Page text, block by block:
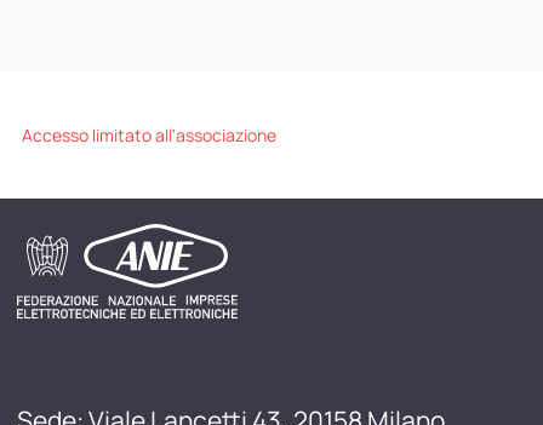
Accesso limitato all'associazione